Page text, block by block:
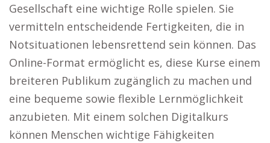
Gesellschaft eine wichtige Rolle spielen. Sie
vermitteln entscheidende Fertigkeiten, die in
Notsituationen lebensrettend sein können. Das
Online-Format ermöglicht es, diese Kurse einem
breiteren Publikum zugänglich zu machen und
eine bequeme sowie flexible Lernmöglichkeit
anzubieten. Mit einem solchen Digitalkurs
können Menschen wichtige Fähigkeiten